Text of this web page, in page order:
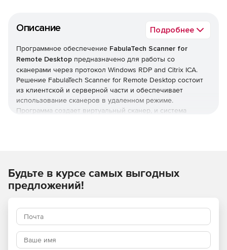
Описание Подробнее
Программное обеспечение FabulaTech Scanner for
Remote Desktop предназначено для работы со
сканерами через протокол Windows RDP and Citrix ICA.
Решение FabulaTech Scanner for Remote Desktop состоит
из клиентской и серверной части и обеспечивает
использование сканеров в удаленном режиме.
Программа создает виртуальный сканер, и система
нужного устройства в представленном списке. FabulaTech
Scanner for Remote Desktop поддерживает работу с
терминальными и виртуальными серверами. Программа
изображениями, полученными с цифровых или web-
камер. FabulaTech Scanner for Remote Desktop работает
под управлением Windows 7, Windows Vista, Windows XP,
Server 2003, Server 2008, Server 2008 R2.
Будьте в курсе самых выгодных
предложений!